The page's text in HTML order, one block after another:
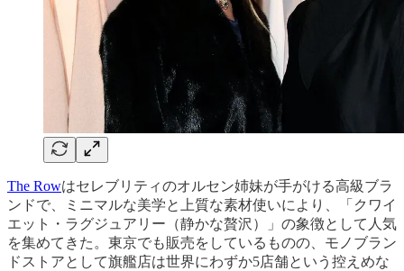
The Rowはセレブリティのオルセン姉妹が手がける高級ブラ
ンドで、ミニマルな美学と上質な素材使いにより、「クワイ
エット・ラグジュアリー（静かな贅沢）」の象徴として人気
を集めてきた。東京でも販売をしているものの、モノブラン
ドストアとして旗艦店は世界にわずか5店舗という控えめな